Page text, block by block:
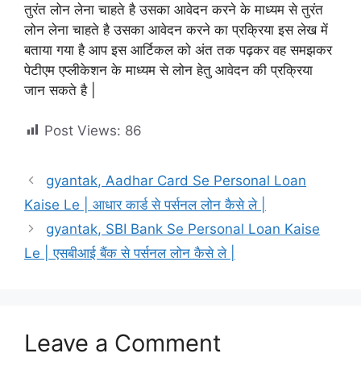
तुरंत लोन लेना चाहते है उसका आवेदन करने के माध्यम से तुरंत
लोन लेना चाहते है उसका आवेदन करने का प्रक्रिया इस लेख में
बताया गया है आप इस आर्टिकल को अंत तक पढ़कर वह समझकर
पेटीएम एप्लीकेशन के माध्यम से लोन हेतु आवेदन की प्रक्रिया
जान सकते है |
Post Views: 86
gyantak, Aadhar Card Se Personal Loan
Kaise Le | आधार कार्ड से पर्सनल लोन कैसे ले |
gyantak, SBI Bank Se Personal Loan Kaise
Le | एसबीआई बैंक से पर्सनल लोन कैसे ले |
Leave a Comment